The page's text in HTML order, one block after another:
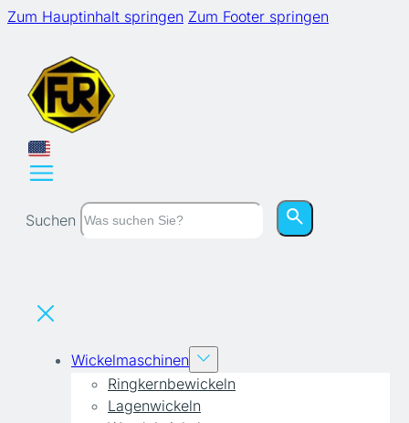
Zum Hauptinhalt springen Zum Footer springen
Suchen
Wickelmaschinen
Ringkernbewickeln
Lagenwickeln